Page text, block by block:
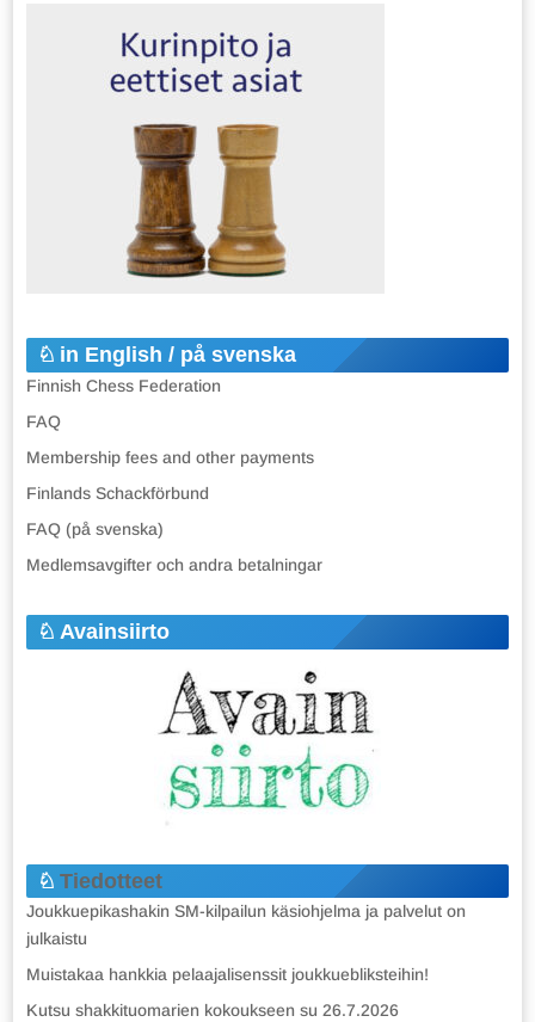
in English / på svenska
Finnish Chess Federation
FAQ
Membership fees and other payments
Finlands Schackförbund
FAQ (på svenska)
Medlemsavgifter och andra betalningar
Avainsiirto
Tiedotteet
Joukkuepikashakin SM-kilpailun käsiohjelma ja palvelut on
julkaistu
Muistakaa hankkia pelaajalisenssit joukkuebliksteihin!
Kutsu shakkituomarien kokoukseen su 26.7.2026